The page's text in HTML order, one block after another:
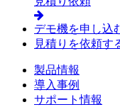
デモ機を申し込
見積りを依頼す
製品情報
導入事例
サポート情報